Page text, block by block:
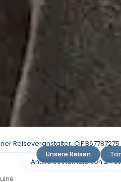
in
Pinguine:
Unsere Reisen
Reiseveranstalter, CIF B67787275
Antwort innerhalb von 24